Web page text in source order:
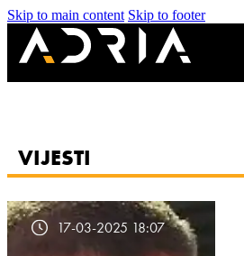
Skip to main content Skip to footer
VIJESTI
17-03-2025 18:07